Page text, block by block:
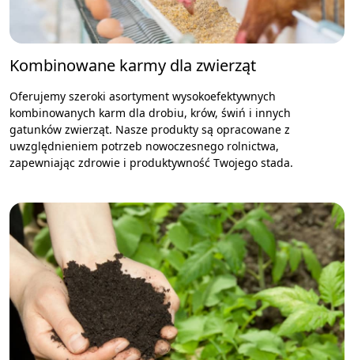
Kombinowane karmy dla zwierząt
Oferujemy szeroki asortyment wysokoefektywnych
kombinowanych karm dla drobiu, krów, świń i innych
gatunków zwierząt. Nasze produkty są opracowane z
uwzględnieniem potrzeb nowoczesnego rolnictwa,
zapewniając zdrowie i produktywność Twojego stada.